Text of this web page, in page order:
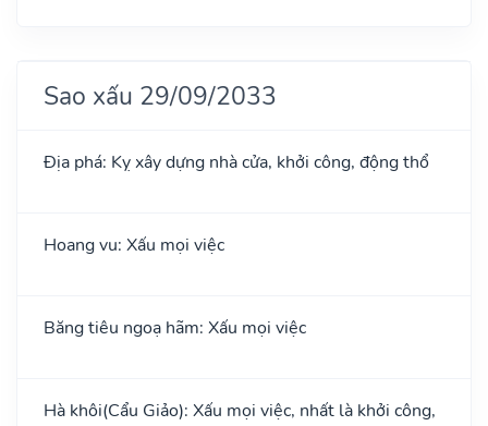
Sao xấu 29/09/2033
Địa phá: Kỵ xây dựng nhà cửa, khởi công, động thổ
Hoang vu: Xấu mọi việc
Băng tiêu ngoạ hãm: Xấu mọi việc
Hà khôi(Cẩu Giảo): Xấu mọi việc, nhất là khởi công,